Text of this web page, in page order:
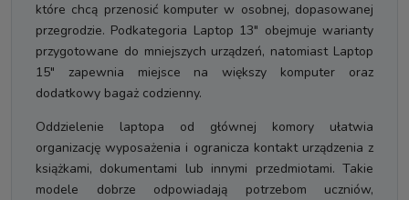
które chcą przenosić komputer w osobnej, dopasowanej
przegrodzie. Podkategoria Laptop 13" obejmuje warianty
przygotowane do mniejszych urządzeń, natomiast Laptop
15" zapewnia miejsce na większy komputer oraz
dodatkowy bagaż codzienny.
Oddzielenie laptopa od głównej komory ułatwia
organizację wyposażenia i ogranicza kontakt urządzenia z
książkami, dokumentami lub innymi przedmiotami. Takie
modele dobrze odpowiadają potrzebom uczniów,